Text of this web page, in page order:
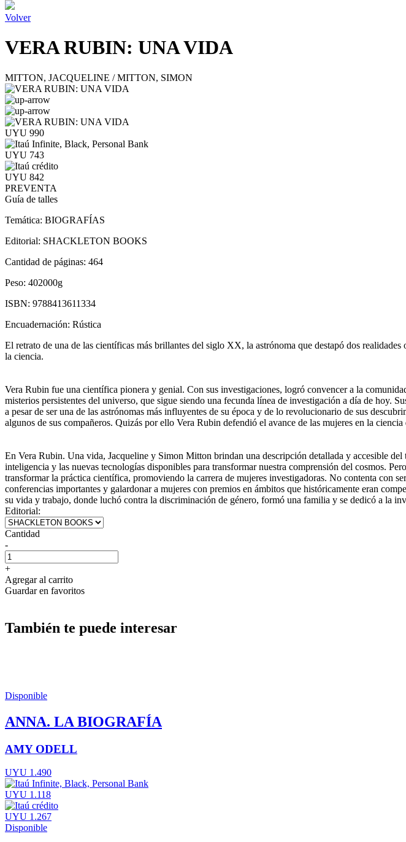
Volver
VERA RUBIN: UNA VIDA
MITTON, JACQUELINE / MITTON, SIMON
UYU 990
UYU 743
UYU 842
PREVENTA
Guía de talles
Temática: BIOGRAFÍAS
Editorial: SHACKLETON BOOKS
Cantidad de páginas: 464
Peso: 402000g
ISBN: 9788413611334
Encuadernación: Rústica
El retrato de una de las científicas más brillantes del siglo XX, la astrónoma que destapó dos
la ciencia.
Vera Rubin fue una científica pionera y genial. Con sus investigaciones, logró convencer a la
misterios persistentes del universo, que sigue siendo una fecunda línea de investigación a día de hoy.
a pesar de ser una de las astrónomas más influyentes de su época y de lo revolucionario de sus
algunos de sus compañeros. Quizás por ello Vera Rubin defendió el avance de las mujeres en la
En Vera Rubin. Una vida, Jacqueline y Simon Mitton brindan una descripción detallada y accesible
inteligencia y las nuevas tecnologías disponibles para transformar nuestra comprensión del cosmos.
transformar la práctica científica, promoviendo la carrera de mujeres investigadoras. No contenta con
conferencias importantes y galardonar a mujeres con premios en ámbitos que históricamente eran
su vida y trabajo, donde luchó contra la discriminación de género, formó una familia y se dedicó a la
Editorial:
Cantidad
-
+
Agregar al carrito
Guardar en favoritos
También te puede interesar
Disponible
ANNA. LA BIOGRAFÍA
AMY ODELL
UYU 1.490
UYU 1.118
UYU 1.267
Disponible